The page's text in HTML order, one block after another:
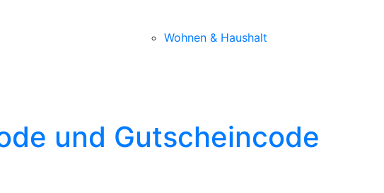
Wohnen & Haushalt
und Gutscheincode